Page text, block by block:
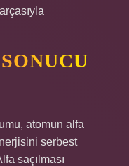
atomun alfa
serbest
saçılması